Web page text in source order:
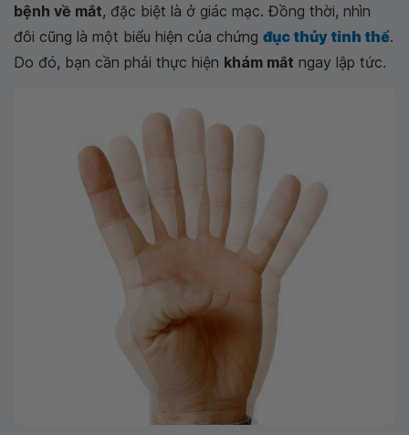
bệnh về mắt, đặc biệt là ở giác mạc. Đồng thời, nhìn
đôi cũng là một biểu hiện của chứng đục thủy tinh thể.
Do đó, bạn cần phải thực hiện khám mắt ngay lập tức.